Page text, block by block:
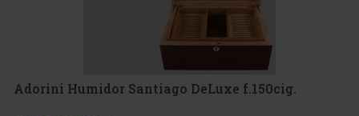
Adorini Humidor Santiago DeLuxe f.150cig.